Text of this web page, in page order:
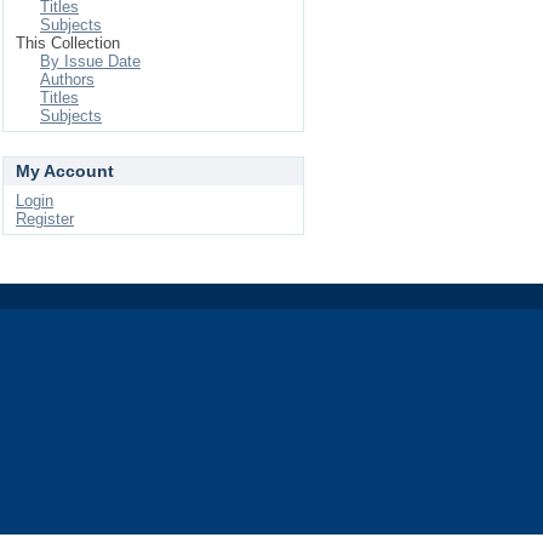
Titles
Subjects
This Collection
By Issue Date
Authors
Titles
Subjects
My Account
Login
Register